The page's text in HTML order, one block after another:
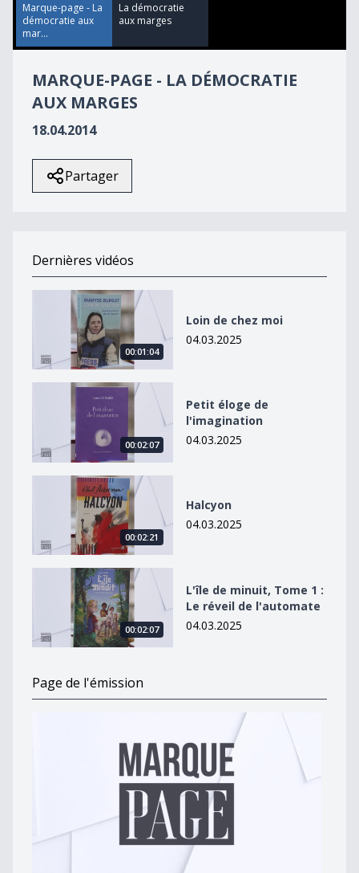
46
seconds
Marque-page - La
démocratie aux
mar...
La démocratie
aux marges
MARQUE-PAGE - LA DÉMOCRATIE
AUX MARGES
18.04.2014
Partager
Dernières vidéos
Loin de chez moi
00:01:04
Loin de chez moi
04.03.2025
Petit éloge de l&#039;imagination
00:02:07
Petit éloge de
l'imagination
04.03.2025
Halcyon
00:02:21
Halcyon
04.03.2025
L&#039;île de minuit, Tome 1 : Le réveil de
00:02:07
L'île de minuit, Tome 1 :
Le réveil de l'automate
04.03.2025
Page de l'émission